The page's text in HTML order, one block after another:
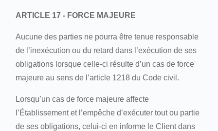
ARTICLE 17 - FORCE MAJEURE
Aucune des parties ne pourra être tenue responsable
de l’inexécution ou du retard dans l’exécution de ses
obligations lorsque celle-ci résulte d’un cas de force
majeure au sens de l’article 1218 du Code civil.
Lorsqu’un cas de force majeure affecte
l’Établissement et l’empêche d’exécuter tout ou partie
de ses obligations, celui-ci en informe le Client dans